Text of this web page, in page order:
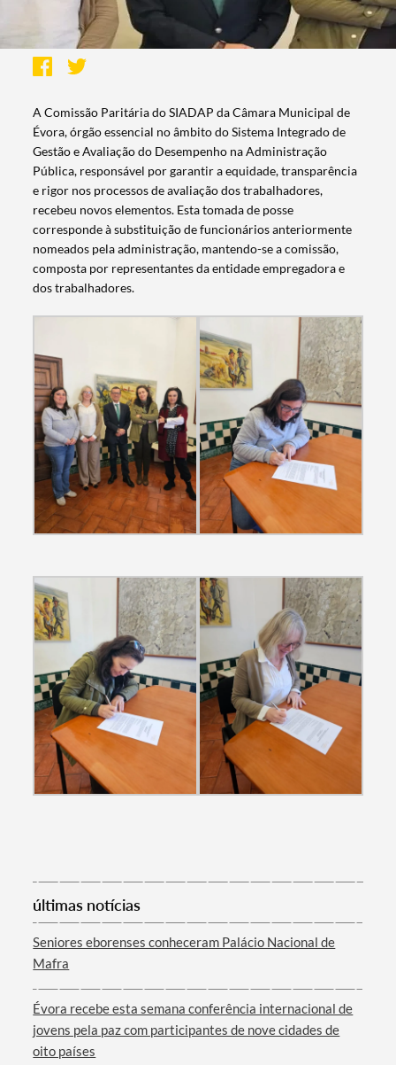
Termo de Pesquisa
Categorias gerais
A Comissão Paritária do SIADAP da Câmara Municipal de
Évora, órgão essencial no âmbito do Sistema Integrado de
Gestão e Avaliação do Desempenho na Administração
Pública, responsável por garantir a equidade, transparência
e rigor nos processos de avaliação dos trabalhadores,
recebeu novos elementos. Esta tomada de posse
corresponde à substituição de funcionários anteriormente
nomeados pela administração, mantendo-se a comissão,
composta por representantes da entidade empregadora e
dos trabalhadores.
últimas notícias
Seniores eborenses conheceram Palácio Nacional de
Mafra
Évora recebe esta semana conferência internacional de
jovens pela paz com participantes de nove cidades de
oito países